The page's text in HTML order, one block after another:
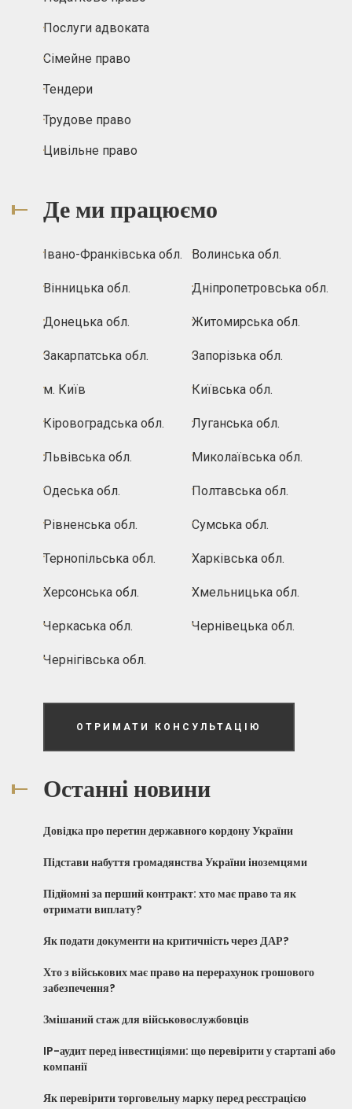
Послуги адвоката
Сімейне право
Тендери
Трудове право
Цивільне право
Де ми працюємо
Івано-Франківська обл. Волинська обл.
Вінницька обл. Дніпропетровська обл.
Донецька обл. Житомирська обл.
Закарпатська обл. Запорізька обл.
м. Київ Київська обл.
Кіровоградська обл. Луганська обл.
Львівська обл. Миколаївська обл.
Одеська обл. Полтавська обл.
Рівненська обл. Сумська обл.
Тернопільська обл. Харківська обл.
Херсонська обл. Хмельницька обл.
Черкаська обл. Чернівецька обл.
Чернігівська обл.
ОТРИМАТИ КОНСУЛЬТАЦІЮ
Останні новини
Довідка про перетин державного кордону України
Підстави набуття громадянства України іноземцями
Підйомні за перший контракт: хто має право та як
отримати виплату?
Як подати документи на критичність через ДАР?
Хто з військових має право на перерахунок грошового
забезпечення?
Змішаний стаж для військовослужбовців
IP-аудит перед інвестиціями: що перевірити у стартапі або
компанії
Як перевірити торговельну марку перед реєстрацією